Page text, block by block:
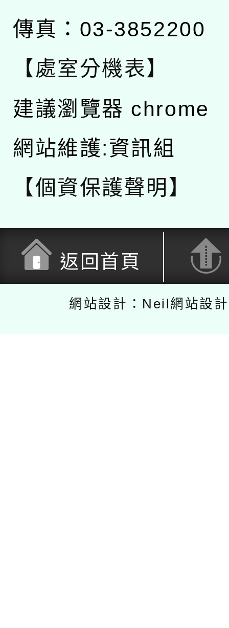
傳真：03-3852200
【處室分機表】
建議瀏覽器 chrome
網站維護:資訊組
【個資保護聲明】
返回首頁
網站設計：Neil網站設